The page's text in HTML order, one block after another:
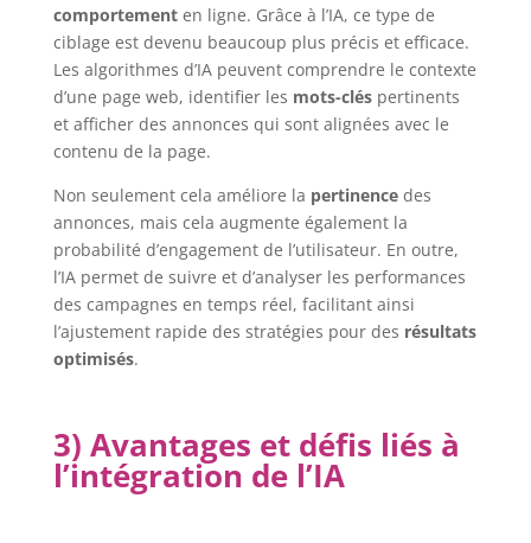
comportementen ligne. Grâce à l’IA, ce type de
ciblage est devenu beaucoup plus précis et efficace.
Les algorithmes d’IA peuvent comprendre le contexte
d’une page web, identifier les mots-cléspertinents
et afficher des annonces qui sont alignées avec le
contenu de la page.
Non seulement cela améliore la pertinencedes
annonces, mais cela augmente également la
probabilité d’engagement de l’utilisateur. En outre,
l’IA permet de suivre et d’analyser les performances
des campagnes en temps réel, facilitant ainsi
l’ajustement rapide des stratégies pour des résultats
optimisés.
3) Avantages et défis liés à
l’intégration de l’IA